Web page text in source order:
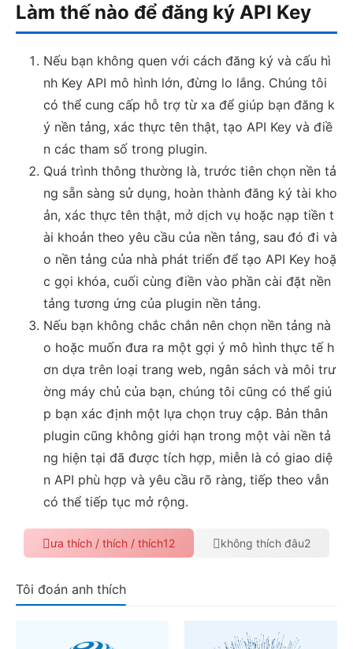
Làm thế nào để đăng ký API Key
Nếu bạn không quen với cách đăng ký và cấu hì
nh Key API mô hình lớn, đừng lo lắng. Chúng tôi
có thể cung cấp hỗ trợ từ xa để giúp bạn đăng k
ý nền tảng, xác thực tên thật, tạo API Key và điề
n các tham số trong plugin.
Quá trình thông thường là, trước tiên chọn nền tả
ng sẵn sàng sử dụng, hoàn thành đăng ký tài kho
ản, xác thực tên thật, mở dịch vụ hoặc nạp tiền t
ài khoản theo yêu cầu của nền tảng, sau đó đi và
o nền tảng của nhà phát triển để tạo API Key hoặ
c gọi khóa, cuối cùng điền vào phần cài đặt nền
tảng tương ứng của plugin nền tảng.
Nếu bạn không chắc chắn nên chọn nền tảng nà
o hoặc muốn đưa ra một gợi ý mô hình thực tế h
ơn dựa trên loại trang web, ngân sách và môi trư
ờng máy chủ của bạn, chúng tôi cũng có thể giú
p bạn xác định một lựa chọn truy cập. Bản thân
plugin cũng không giới hạn trong một vài nền tả
ng hiện tại đã được tích hợp, miễn là có giao diệ
n API phù hợp và yêu cầu rõ ràng, tiếp theo vẫn
có thể tiếp tục mở rộng.
ưa thích / thích / thích12 không thích đâu2
Tôi đoán anh thích